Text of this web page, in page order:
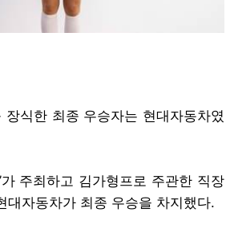
식한 최종 우승자는 현대자동차였
주최하고 김가형프로 주관한 직장
대자동차가 최종 우승을 차지했다.